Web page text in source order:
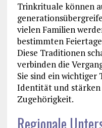
Trinkrituale können
vielen Familien
bestimmten
Diese Traditionen
verbinden die
Sie sind ein
Identität und stärken
Zugehörigkeit.